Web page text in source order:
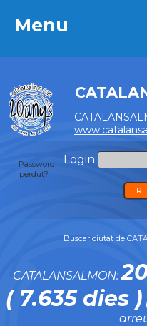
Menu
Login
Password
perdut?
Buscar ciutat de
CATALANSALMON:
( 7.635 dies )
Menu